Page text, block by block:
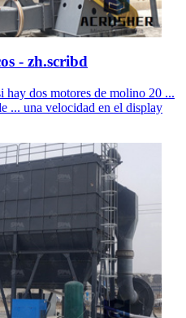
- zh.scribd
hay dos motores de molino 20 ...
... una velocidad en el display